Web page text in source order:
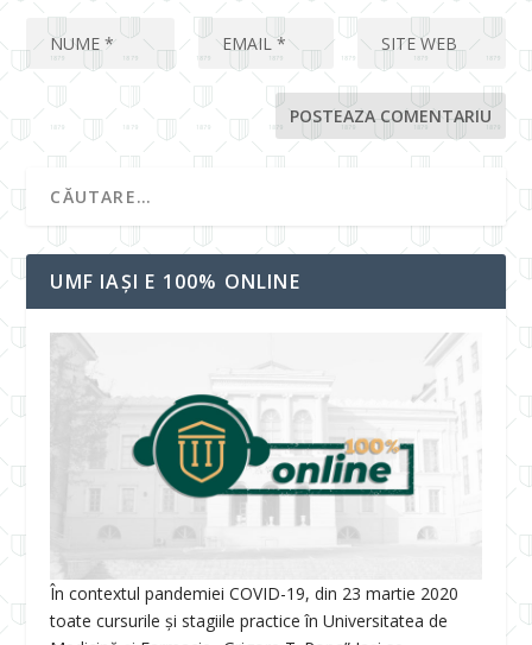
UMF IAȘI E 100% ONLINE
În contextul pandemiei COVID-19, din 23 martie 2020
toate cursurile și stagiile practice în Universitatea de